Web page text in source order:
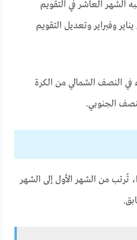
الشهر العاشر في التقويم
وفبراير وتعديل التقويم
النصف الشمالي من الكرة
الجنوبي.
السنة الميلادية 12 شهرًا، تُرتب من الشهر الأول إلى الشهر